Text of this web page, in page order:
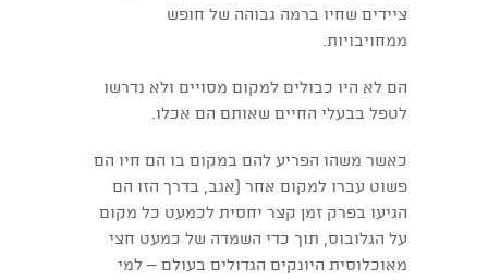
ציידים שחיו ברמה גבוהה של חופש
ממחויבויות.
הם לא היו כבולים למקום מסויים ולא נדרשו
לטפל בבעלי החיים שאותם הם אכלו.
כאשר משהו הפריע להם במקום בו הם חיו הם
פשוט עברו למקום אחר (אגב, בדרך הזו הם
הגיעו בפרק זמן קצר יחסית לכמעט כל מקום
על הגלובוס, תוך כדי השמדה של כמעט חצי
מאוכלוסית היונקים הגדולים בעולם – למי